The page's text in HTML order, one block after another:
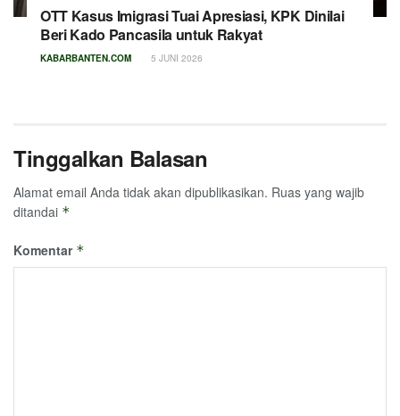
OTT Kasus Imigrasi Tuai Apresiasi, KPK Dinilai
Beri Kado Pancasila untuk Rakyat
KABARBANTEN.COM 5 JUNI 2026
Tinggalkan Balasan
Alamat email Anda tidak akan dipublikasikan. Ruas yang wajib
ditandai *
Komentar *